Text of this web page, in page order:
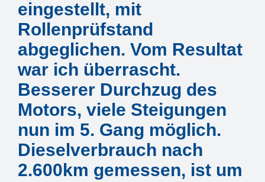
Technische Infos
Kontakt & Anfahrt
eingestellt, mit
Rollenprüfstand
abgeglichen. Vom Resultat
war ich überrascht.
Besserer Durchzug des
Motors, viele Steigungen
nun im 5. Gang möglich.
Dieselverbrauch nach
2.600km gemessen, ist um